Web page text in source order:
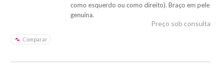
como esquerdo ou como direito). Braço em pele
genuína.
Comparar
Preço sob consulta